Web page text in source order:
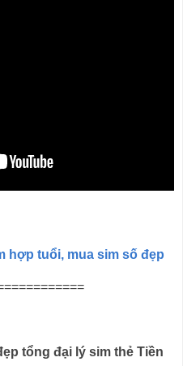
hợp tuổi, mua sim số đẹp
tổng đại lý sim thẻ Tiền